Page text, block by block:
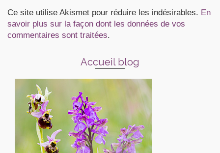
Ce site utilise Akismet pour réduire les indésirables. En
savoir plus sur la façon dont les données de vos
commentaires sont traitées.
Accueil blog